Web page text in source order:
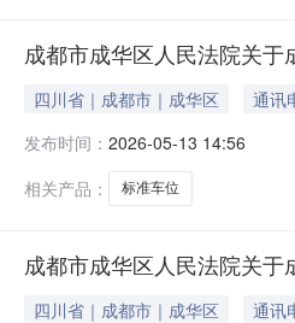
成都市成华区人民法院关
四川省｜成都市｜成华区 通讯
发布时间： 2026-05-13 14:56
相关产品：
标准车位
成都市成华区人民法院关
四川省｜成都市｜成华区 通讯